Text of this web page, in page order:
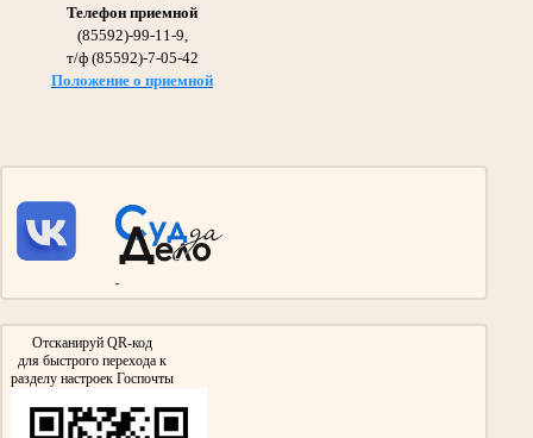
Дед Абдрашитовой Мусфиры Габдулловны - председателя суда с 1986 по 2013гг.
Участвовал в сражении на Курской Дуге и взятии Берлина.
Награжден Орденом Красной звезды, Медалью «За взятие Берлина»
Медалью «За победу над Германией в Великой Отечественной войне 1941-
Телефон приемной
(85592)-99-11-9,
т/ф (85592)-7-05-42
Положение о приемной
Отсканируй QR-код
для быстрого перехода к
разделу настроек Госпочты